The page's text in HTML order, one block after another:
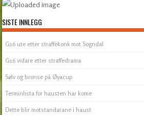
SISTE INNLEGG
G16 ute etter straffekonk mot Sogndal
G16 vidare etter straffedrama
Sølv og bronse på Øyacup
Terminlista for hausten har kome
Dette blir motstandarane i haust